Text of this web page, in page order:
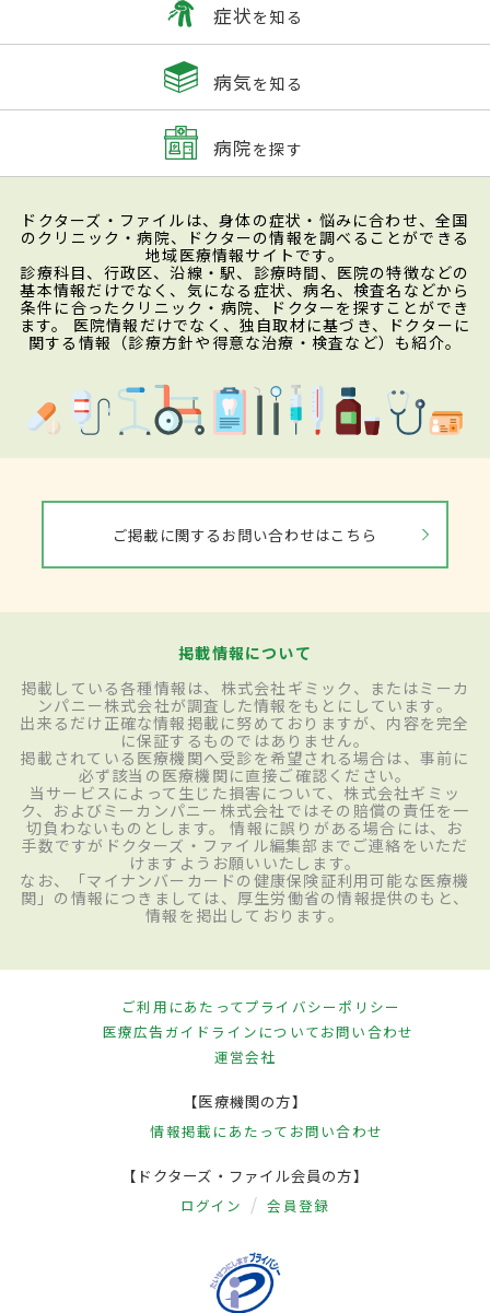
症状を知る
病気を知る
病院を探す
ドクターズ・ファイルは、身体の症状・悩みに合わせ、全国
のクリニック・病院、ドクターの情報を調べることができる
地域医療情報サイトです。
診療科目、行政区、沿線・駅、診療時間、医院の特徴などの
基本情報だけでなく、気になる症状、病名、検査名などから
条件に合ったクリニック・病院、ドクターを探すことができ
ます。 医院情報だけでなく、独自取材に基づき、ドクターに
関する情報（診療方針や得意な治療・検査など）も紹介。
ご掲載に関するお問い合わせはこちら
掲載情報について
掲載している各種情報は、株式会社ギミック、またはミーカ
ンパニー株式会社が調査した情報をもとにしています。
出来るだけ正確な情報掲載に努めておりますが、内容を完全
に保証するものではありません。
掲載されている医療機関へ受診を希望される場合は、事前に
必ず該当の医療機関に直接ご確認ください。
当サービスによって生じた損害について、株式会社ギミッ
ク、およびミーカンパニー株式会社ではその賠償の責任を一
切負わないものとします。 情報に誤りがある場合には、お
手数ですがドクターズ・ファイル編集部までご連絡をいただ
けますようお願いいたします。
なお、「マイナンバーカードの健康保険証利用可能な医療機
関」の情報につきましては、厚生労働省の情報提供のもと、
情報を掲出しております。
ご利用にあたってプライバシーポリシー
医療広告ガイドラインについてお問い合わせ
運営会社
【医療機関の方】
情報掲載にあたって お問い合わせ
【ドクターズ・ファイル会員の方】
ログイン 会員登録